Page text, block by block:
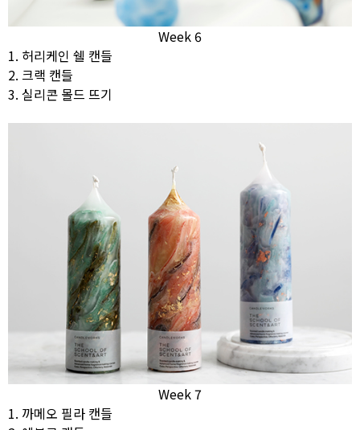
Week 6
1. 허리케인 쉘 캔들
2. 크랙 캔들
3. 실리콘 몰드 뜨기
Week 7
1. 까메오 필라 캔들